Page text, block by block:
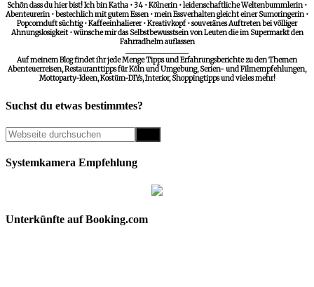
Schön dass du hier bist! Ich bin Katha • 34 • Kölnerin • leidenschaftliche Weltenbummlerin •
Abenteurerin • bestechlich mit gutem Essen • mein Essverhalten gleicht einer Sumoringerin •
Popcornduft süchtig • Kaffeeinhalierer • Kreativkopf • souveränes Auftreten bei völliger
Ahnungslosigkeit • wünsche mir das Selbstbewusstsein von Leuten die im Supermarkt den
Fahrradhelm auflassen
__________________
Auf meinem Blog findet ihr jede Menge Tipps und Erfahrungsberichte zu den Themen
Abenteuerreisen, Restauranttipps für Köln und Umgebung, Serien- und Filmempfehlungen,
Mottoparty-Ideen, Kostüm-DIYs, Interior, Shoppingtipps und vieles mehr!
Suchst du etwas bestimmtes?
Systemkamera Empfehlung
Unterkünfte auf Booking.com